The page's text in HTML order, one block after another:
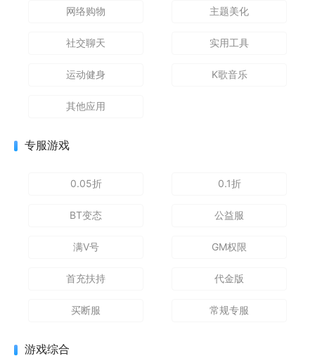
网络购物 主题美化
社交聊天 实用工具
运动健身 K歌音乐
其他应用
专服游戏
0.05折 0.1折
BT变态 公益服
满V号 GM权限
首充扶持 代金版
买断服 常规专服
游戏综合